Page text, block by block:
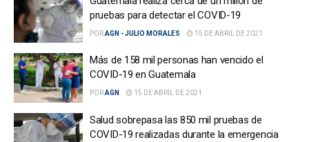
pruebas para detectar el COVID-19
PORAGN - JULIO MORALES 15 DE ABRIL DE 2021
Más de 158 mil personas han vencido el
COVID-19 en Guatemala
PORAGN 15 DE ABRIL DE 2021
Salud sobrepasa las 850 mil pruebas de
COVID-19 realizadas durante la emergencia